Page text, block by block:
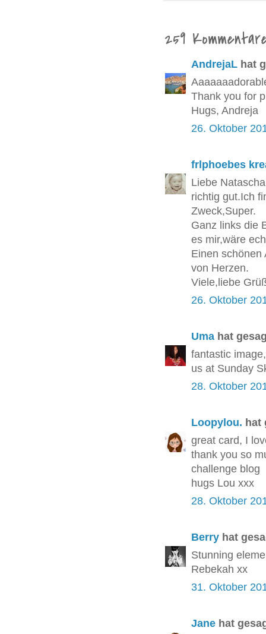
259
AndrejaL hat
Thank you for
Hugs, Andreja
26. Oktober
frlphoebes
Liebe
richtig gut.Ich
Zweck,Super.
Ganz links die
es mir,wäre
Einen schönen
von Herzen.
Viele,liebe
26. Oktober
Uma hat
fantastic
us at Sunday
28. Oktober
Loopylou. hat
great card, I
thank you so
challenge blog
hugs Lou xxx
28. Oktober
Berry hat
Stunning
Rebekah xx
31. Oktober
Jane hat